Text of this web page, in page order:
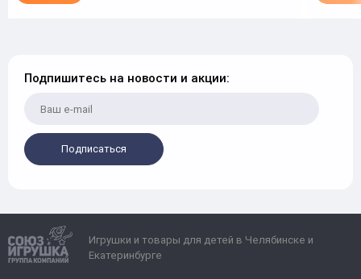
Подпишитесь на новости и акции:
Подписаться
Игрушки и товары для детей в Челябинске и
Екатеринбурге